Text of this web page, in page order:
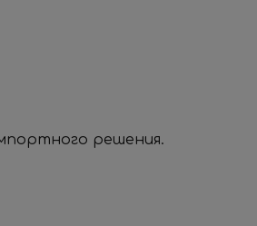
решения.